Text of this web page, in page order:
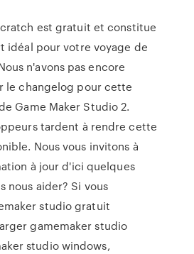
est gratuit et constitue
idéal pour votre voyage de
n'avons pas encore
le changelog pour cette
Game Maker Studio 2.
tardent à rendre cette
Nous vous invitons à
à jour d'ici quelques
nous aider? Si vous
studio gratuit
gamemaker studio
studio windows,